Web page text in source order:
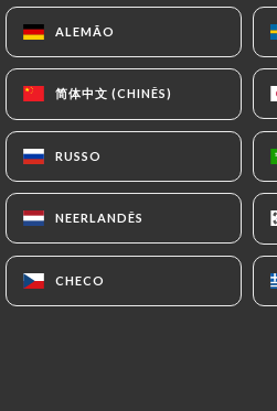
ALEMÃO
简体中文 (CHINÊS)
RUSSO
NEERLANDÊS
CHECO
ALEMÃO
简体中文 (CHINÊS)
RUSSO
NEERLANDÊS
CHECO